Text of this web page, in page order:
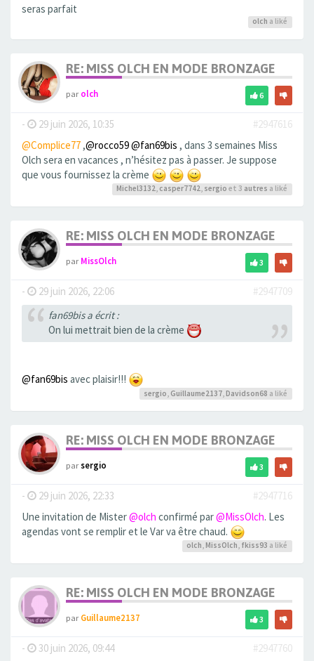
seras parfait
olch a liké
RE: MISS OLCH EN MODE BRONZAGE
parolch 6
- 29 juin 2026, 10:35
#2947616
@Complice77 ,@rocco59@fan69bis , dans 3 semaines Miss
Olch sera en vacances , n’hésitez pas à passer. Je suppose
que vous fournissez la crème
Michel3132, casper7742, sergio et 3 autres a liké
RE: MISS OLCH EN MODE BRONZAGE
parMissOlch 3
- 29 juin 2026, 22:06
#2947709
fan69bis a écrit :
On lui mettrait bien de la crème
@fan69bis avec plaisir!!!
sergio Guillaume2137 Davidson68 a liké
RE: MISS OLCH EN MODE BRONZAGE
parsergio 3
- 29 juin 2026, 22:33
#2947716
Une invitation de Mister@olch confirmé par@MissOlch. Les
agendas vont se remplir et le Var va être chaud.
olch, MissOlch, fkiss93 a liké
RE: MISS OLCH EN MODE BRONZAGE
parGuillaume2137 3
- 30 juin 2026, 09:44
#2947760